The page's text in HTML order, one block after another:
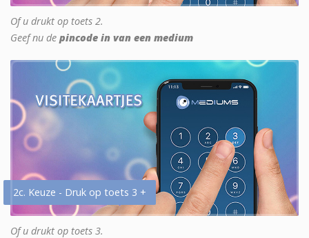
Of u drukt op toets 2.
Geef nu de pincode in van een medium
2c. Keuze - Druk op toets 3 +
Of u drukt op toets 3.